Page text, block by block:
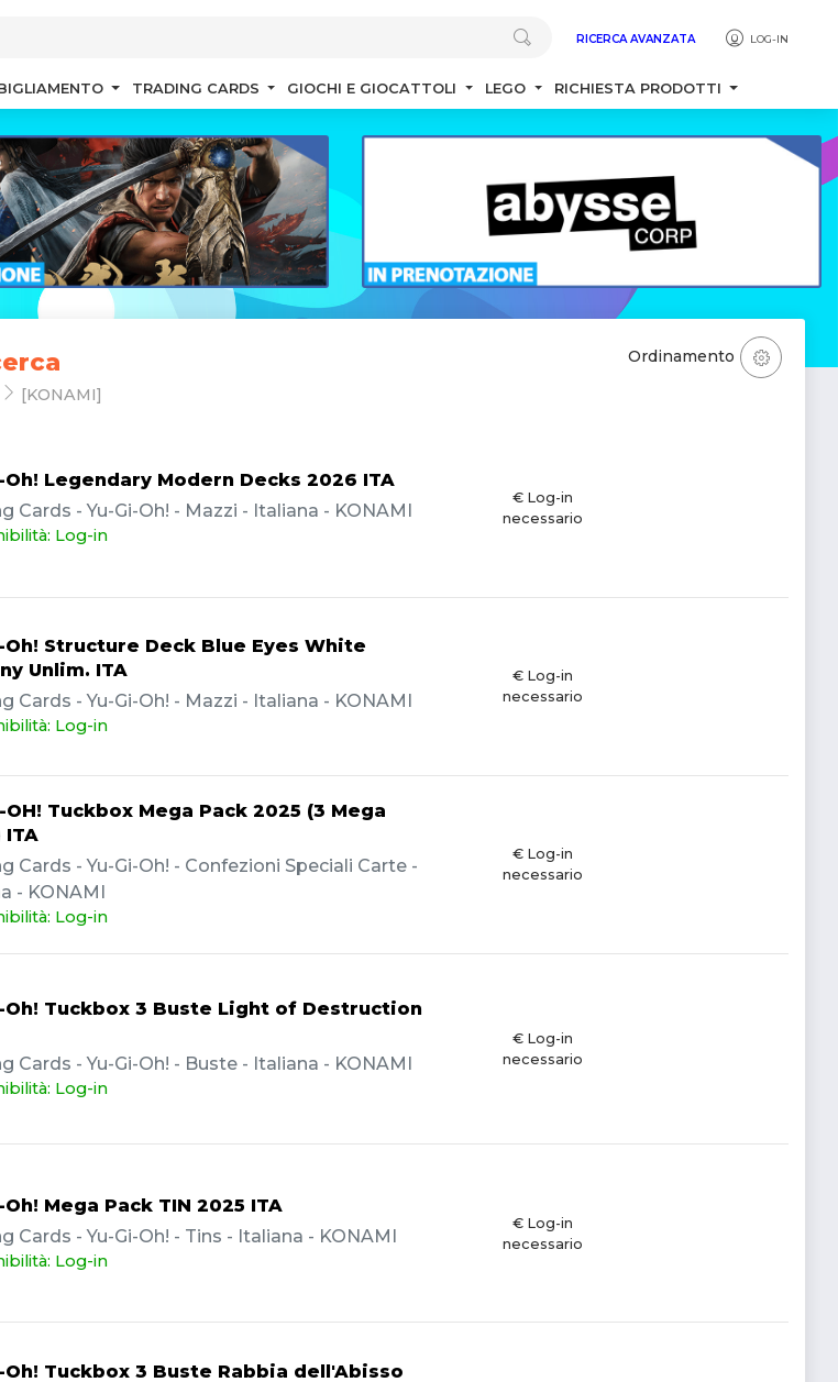
RICERCA AVANZATA LOG-IN
TRADING CARDS GIOCHI E GIOCATTOLI LEGO RICHIESTA PRODOTTI
[KONAMI]
Ordinamento
Oh! Legendary Modern Decks 2026 ITA
Cards - Yu-Gi-Oh! - Mazzi - Italiana - KONAMI
Log-in
€ Log-in
necessario
Oh! Structure Deck Blue Eyes White
Unlim. ITA
Cards - Yu-Gi-Oh! - Mazzi - Italiana - KONAMI
Log-in
€ Log-in
necessario
OH! Tuckbox Mega Pack 2025 (3 Mega
ITA
Cards - Yu-Gi-Oh! - Confezioni Speciali Carte -
- KONAMI
Log-in
€ Log-in
necessario
Oh! Tuckbox 3 Buste Light of Destruction
Cards - Yu-Gi-Oh! - Buste - Italiana - KONAMI
Log-in
€ Log-in
necessario
Oh! Mega Pack TIN 2025 ITA
Cards - Yu-Gi-Oh! - Tins - Italiana - KONAMI
Log-in
€ Log-in
necessario
Oh! Tuckbox 3 Buste Rabbia dell'Abisso